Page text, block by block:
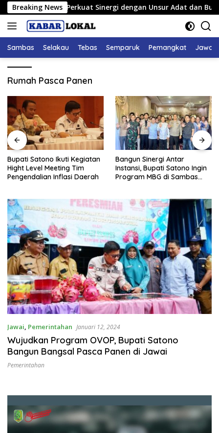
Langsung
ke
konten
Breaking News
Sambas Perkuat Sinergi dengan Unsur Adat dan Budaya
Sambas Selakau Tebas Semparuk Pemangkat Jawai
Rumah Pasca Panen
Bupati Satono Ikuti Kegiatan
Hight Level Meeting Tim
Pengendalian Inflasi Daerah
Bangun Sinergi Antar
Instansi, Bupati Satono Ingin
Program MBG di Sambas
Jawai, Pemerintahan Januari 12, 2024
Wujudkan Program OVOP, Bupati Satono
Bangun Bangsal Pasca Panen di Jawai
Pemerintahan